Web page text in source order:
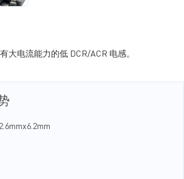
大电流能力的低 DCR/ACR 电感。